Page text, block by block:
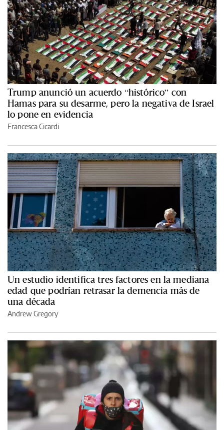
Trump anunció un acuerdo “histórico” con
Hamas para su desarme, pero la negativa de Israel
lo pone en evidencia
Francesca Cicardi
Un estudio identifica tres factores en la mediana
edad que podrían retrasar la demencia más de
una década
Andrew Gregory